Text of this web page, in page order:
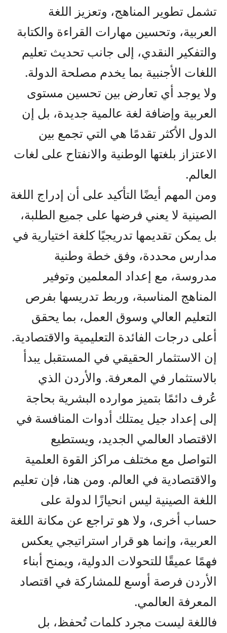
تشمل تطوير المناهج، وتعزيز اللغة
العربية، وتحسين مهارات القراءة والكتابة
والتفكير النقدي، إلى جانب تحديث تعليم
اللغات الأجنبية بما يخدم مصلحة الدولة.
ولا يوجد أي تعارض بين تحسين مستوى
العربية وإضافة لغة عالمية جديدة، بل إن
الدول الأكثر تقدمًا هي التي تجمع بين
الاعتزاز بلغتها الوطنية والانفتاح على لغات
العالم.
ومن المهم أيضًا التأكيد على أن إدراج اللغة
الصينية لا يعني فرضها على جميع الطلبة،
بل يمكن تقديمها تدريجيًا كلغة اختيارية في
مدارس محددة، وفق خطة وطنية
مدروسة، مع إعداد المعلمين وتوفير
المناهج المناسبة، وربط تدريسها بفرص
التعليم العالي وسوق العمل، بما يحقق
أعلى درجات الفائدة التعليمية والاقتصادية.
إن الاستثمار الحقيقي في المستقبل يبدأ
بالاستثمار في المعرفة. والأردن الذي
عُرف دائمًا بتميز موارده البشرية بحاجة
إلى إعداد جيل يمتلك أدوات المنافسة في
الاقتصاد العالمي الجديد، ويستطيع
التواصل مع مختلف مراكز القوة العلمية
والاقتصادية في العالم. ومن هنا، فإن تعليم
اللغة الصينية ليس انحيازًا لدولة على
حساب أخرى، ولا هو تراجع عن مكانة اللغة
العربية، وإنما هو قرار استراتيجي يعكس
فهمًا عميقًا للتحولات الدولية، ويمنح أبناء
الأردن فرصة أوسع للمشاركة في اقتصاد
المعرفة العالمي.
فاللغة ليست مجرد كلمات تُحفظ، بل